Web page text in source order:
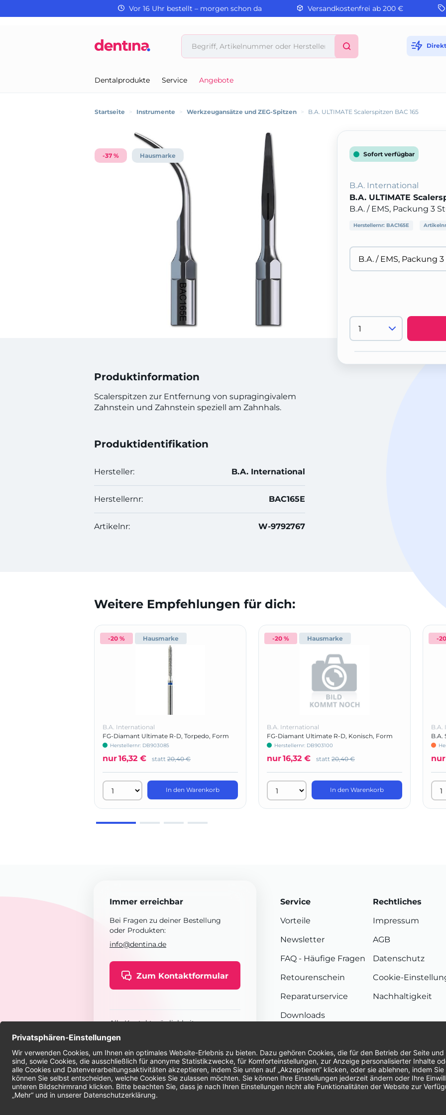
Vor 16 Uhr bestellt – morgen schon da Versandkostenfrei ab 200 €
Dentalprodukte Service Angebote
Startseite > Instrumente > Werkzeugansätze und ZEG-Spitzen > B.A. ULTIMATE Scalerspitzen BAC 165
-37 % Hausmarke
Produktinformation
Scalerspitzen zur Entfernung von supragingivalem
Zahnstein und Zahnstein speziell am Zahnhals.
Produktidentifikation
Hersteller: B.A. International
Herstellernr: BAC165E
Artikelnr: W-9792767
Sofort verfügbar
B.A. International
B.A. ULTIMATE
B.A. / EMS, Packung 3
Herstellernr: BAC165E
Weitere Empfehlungen für dich:
-20 % Hausmarke
B.A. International
FG-Diamant Ultimate R-D, Torpedo, Form
879Herstellernr: DB903085
nur16,32 € statt 20,40 €
In den Warenkorb
-20 % Hausmarke
B.A. International
FG-Diamant Ultimate R-D, Konisch, Form
847KR
Herstellernr: DB903100
nur16,32 € statt 20,40 €
In den Warenkorb
-
B.A.
B.A.
nur
Immer erreichbar
Bei Fragen zu deiner Bestellung
oder Produkten:
info@dentina.de
Zum Kontaktformular
Alle Kontaktmöglichkeiten
Service
Vorteile
Newsletter
FAQ - Häufige Fragen
Retourenschein
Reparaturservice
Downloads
Rechtliches
Impressum
AGB
Datenschutz
Cookie-
Nachhaltigkeit